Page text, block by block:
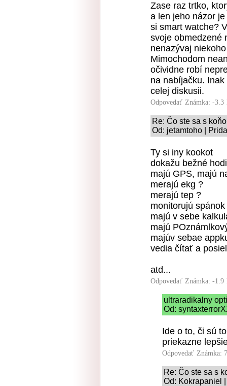
Zase raz trtko,
a len jeho názor
si smart watche?
svoje obmedzené
nenazývaj
Mimochodom
očividne robí
na nabíjačku.
celej diskusii.
Odpovedať Známka: -3.3
Re: Čo ste sa s
Od: jetamtoho |
Ty si iny kookot
dokažu bežné
majú GPS, majú
merajú ekg ?
merajú tep ?
monitorujú spánok
majú v sebe
majú
majúv sebae
vedia čítať a
atd...
Odpovedať Známka: -1.9
ultraradikalny
Od:
Ide o to, či sú
priekazne
Odpovedať Známka:
Re: Čo ste sa s
Od: Kokrapaniel